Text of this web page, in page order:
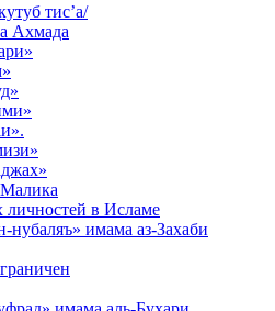
тис’а/
Ахмада
личностей в Исламе
нубаляъ» имама аз-Захаби